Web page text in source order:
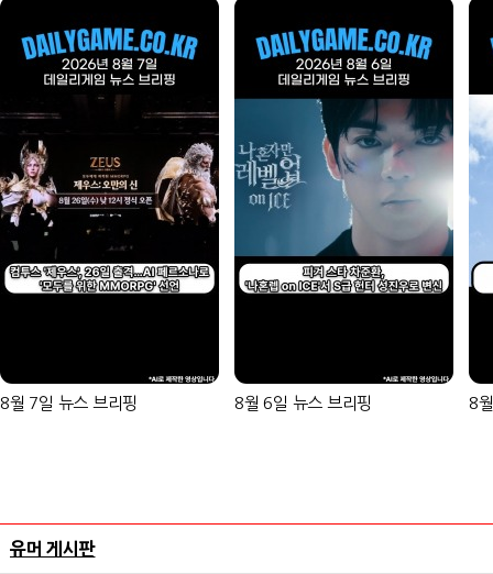
8월 7일 뉴스 브리핑 8월 6일 뉴스 브리핑 8
유머 게시판